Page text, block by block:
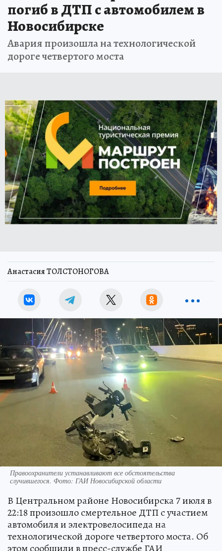
погиб в ДТП с автомобилем в
Новосибирске
Авария произошла на технологической
дороге четвертого моста
Анастасия ТОЛСТОНОГОВА
Правоохранители устанавливают все обстоятельства
случившегося. Фото: ГАИ Новосибирской области
В Центральном районе Новосибирска 7 июля в
22:18 произошло смертельное ДТП с участием
автомобиля и электровелосипеда на
технологической дороге четвертого моста. Об